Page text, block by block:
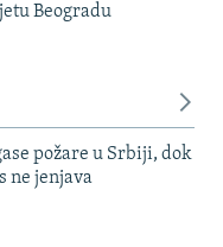
Beogradu
požare u Srbiji, dok
ne jenjava